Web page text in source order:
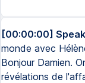
[00:00:00]
monde avec
Bonjour Damien.
révélations de